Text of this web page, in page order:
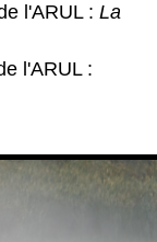
l'ARUL : La
l'ARUL :